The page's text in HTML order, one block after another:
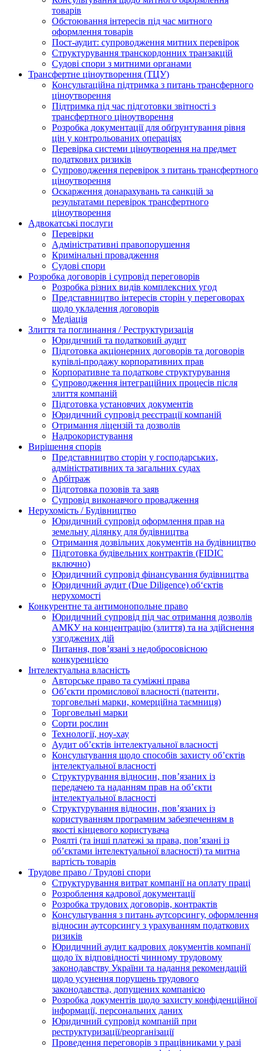
товарів
Обстоювання інтересів під час митного
оформлення товарів
Пост-аудит: супроводження митних перевірок
Структурування транскордонних транзакцій
Судові спори з митними органами
Трансфертне ціноутворення (ТЦУ)
Консультаційна підтримка з питань трансферного
ціноутворення
Підтримка під час підготовки звітності з
трансфертного ціноутворення
Розробка документації для обґрунтування рівня
цін у контрольованих операціях
Перевірка системи ціноутворення на предмет
податкових ризиків
Супроводження перевірок з питань трансфертного
ціноутворення
Оскарження донарахувань та санкцій за
результатами перевірок трансфертного
ціноутворення
Адвокатські послуги
Перевірки
Адміністративні правопорушення
Кримінальні провадження
Судові спори
Розробка договорів і супровід переговорів
Розробка різних видів комплексних угод
Представництво інтересів сторін у переговорах
щодо укладення договорів
Медіація
Злиття та поглинання / Реструктуризація
Юридичний та податковий аудит
Підготовка акціонерних договорів та договорів
купівлі-продажу корпоративних прав
Корпоративне та податкове структурування
Супроводження інтеграційних процесів після
злиття компаній
Підготовка установчих документів
Юридичний супровід реєстрації компаній
Отримання ліцензій та дозволів
Надрокористування
Вирішення спорів
Представництво сторін у господарських,
адміністративних та загальних судах
Арбітраж
Підготовка позовів та заяв
Супровід виконавчого провадження
Нерухомість / Будівництво
Юридичний супровід оформлення прав на
земельну ділянку для будівництва
Отримання дозвільних документів на будівництво
Підготовка будівельних контрактів (FIDIC
включно)
Юридичний супровід фінансування будівництва
Юридичний аудит (Due Diligence) об‘єктів
нерухомості
Конкурентне та антимонопольне право
Юридичний супровід під час отримання дозволів
АМКУ на концентрацію (злиття) та на здійснення
узгоджених дій
Питання, пов’язані з недобросовісною
конкуренцією
Інтелектуальна власність
Авторське право та суміжні права
Oб’єкти промислової власності (патенти,
торговельні марки, комерційна таємниця)
Торговельні марки
Сорти рослин
Технології, ноу-хау
Аудит об’єктів інтелектуальної власності
Консультування щодо способів захисту об’єктів
інтелектуальної власності
Структурування відносин, пов’язаних із
передачею та наданням прав на об’єкти
інтелектуальної власності
Структурування відносин, пов’язаних із
користуванням програмним забезпеченням в
якості кінцевого користувача
Роялті (та інші платежі за права, пов’язані із
об’єктами інтелектуальної власності) та митна
вартість товарів
Трудове право / Трудові спори
Cтруктурування витрат компанії на оплату праці
Розроблення кадрової документації
Розробка трудових договорів, контрактів
Консультування з питань аутсорсингу, оформлення
відносин аутсорсингу з урахуванням податкових
ризиків
Юридичний аудит кадрових документів компанії
щодо їх відповідності чинному трудовому
законодавству України та надання рекомендацій
щодо усунення порушень трудового
законодавства, допущених компанією
Розробка документів щодо захисту конфіденційної
інформації, персональних даних
Юридичний супровід компаній при
реструктуризації/реорганізації
Проведення переговорів з працівниками у разі